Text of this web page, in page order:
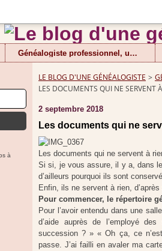
Généalogiste professionnel, un métier
à
LE BLOG D'UNE GÉNÉALOGISTE >
LES DOCUMENTS QUI NE SERVENT
2 septembre 2018
Les documents qui ne
Les documents qui ne servent à
Si si, je vous assure, il y a, dans
d’ailleurs pourquoi ils sont
Enfin, ils ne servent à rien,
Pour commencer, le répertoire
Pour l’avoir entendu dans une
d’aide auprès de l’employé
succession ? » « Oh ça, ce
passe. J’ai failli en avaler ma